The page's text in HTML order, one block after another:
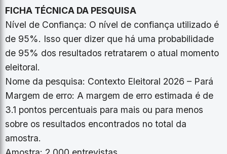
FICHA TÉCNICA DA PESQUISA
Nível de Confiança: O nível de confiança utilizado é
de 95%. Isso quer dizer que há uma probabilidade
de 95% dos resultados retratarem o atual momento
eleitoral.
Nome da pesquisa: Contexto Eleitoral 2026 – Pará
Margem de erro: A margem de erro estimada é de
3.1 pontos percentuais para mais ou para menos
sobre os resultados encontrados no total da
amostra.